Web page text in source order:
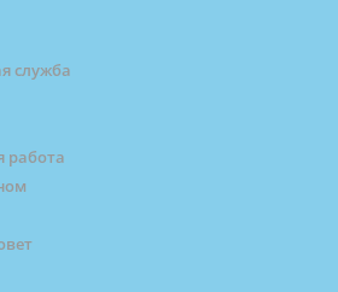
служба
работа